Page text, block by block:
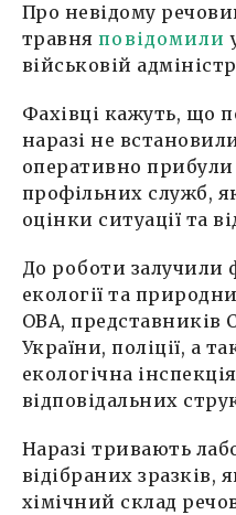
Про невідому
травняповідомили
військовій
Фахівці кажуть, що
наразі не
оперативно
профільних служб,
оцінки ситуації та
До роботи залучили
екології та
ОВА, представників
України, поліції, а
екологічна
відповідальних
Наразі тривають
відібраних зразків,
хімічний склад